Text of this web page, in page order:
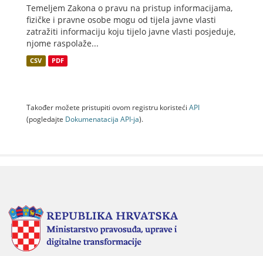
Temeljem Zakona o pravu na pristup informacijama,
fizičke i pravne osobe mogu od tijela javne vlasti
zatražiti informaciju koju tijelo javne vlasti posjeduje,
njome raspolaže...
CSV PDF
Također možete pristupiti ovom registru koristeći API
(pogledajte Dokumenаtаcijа API-jа).